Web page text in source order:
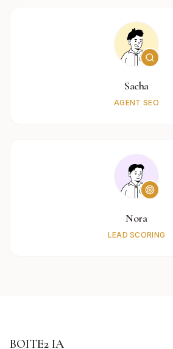
Sacha
AGENT SEO
Nora
LEAD SCORING
BOITE2 IA